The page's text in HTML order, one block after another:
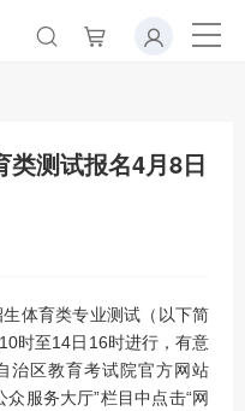
类测试报名4月8日
体育类专业测试（以下简
时至14日16时进行，有意
治区教育考试院官方网站
众服务大厅”栏目中点击“网